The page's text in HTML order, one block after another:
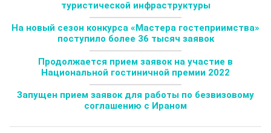
туристической инфраструктуры
На новый сезон конкурса «Мастера гостеприимства»
поступило более 36 тысяч заявок
Продолжается прием заявок на участие в
Национальной гостиничной премии 2022
Запущен прием заявок для работы по безвизовому
соглашению с Ираном